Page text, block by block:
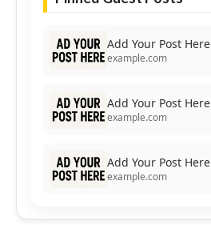
Add Your Post Here
example.com
Add Your Post Here
example.com
Add Your Post Here
example.com